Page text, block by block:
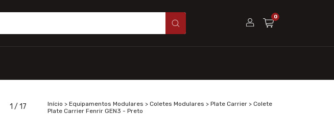
0
1 / 17 Início > Equipamentos Modulares > Coletes Modulares > Plate Carrier > Colete
Plate Carrier Fenrir GEN3 - Preto